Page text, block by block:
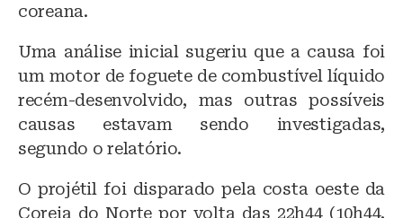
coreana.
Uma análise inicial sugeriu que a causa foi
um motor de foguete de combustível líquido
recém-desenvolvido, mas outras possíveis
causas estavam sendo investigadas,
segundo o relatório.
O projétil foi disparado pela costa oeste da
Coreia do Norte por volta das 22h44 (10h44,